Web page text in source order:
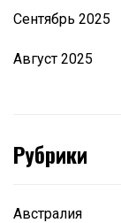
Сентябрь 2025
Август 2025
Рубрики
Австралия